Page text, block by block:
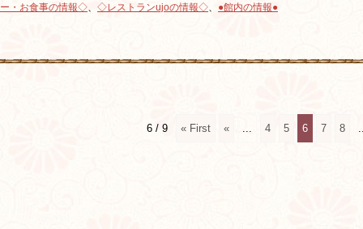
ー・お食事の情報◇、 ◇レストランujoの情報◇、 ●館内の情報●
6 / 9 « First « 4 5 6 7 8